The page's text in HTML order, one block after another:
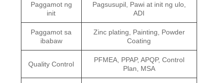
Paggamot ng
init
Pagsusupil, Pawi at init ng ulo,
ADI
Paggamot sa
ibabaw
Zinc plating, Painting, Powder
Coating
Quality Control
PFMEA, PPAP, APQP, Control
Plan, MSA